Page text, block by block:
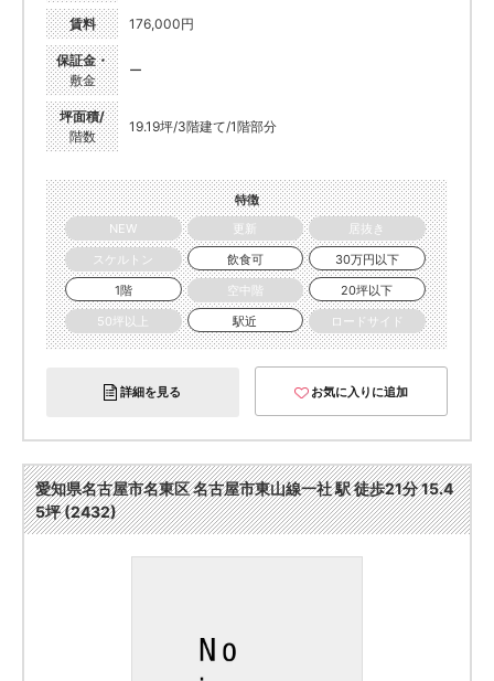
賃料 176,000円
保証金・
敷金
ー
坪面積/
階数
19.19坪/3階建て/1階部分
特徴
NEW
更新
居抜き
スケルトン
飲食可
30万円以下
1階
空中階
20坪以下
50坪以上
駅近 ロードサイド
詳細を見る お気に入りに追加
愛知県名古屋市名東区 名古屋市東山線一社 駅 徒歩21分 15.4
5坪 (2432)